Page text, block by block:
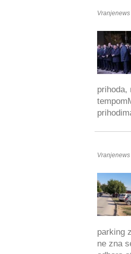
prihoda,
parking
ne zna